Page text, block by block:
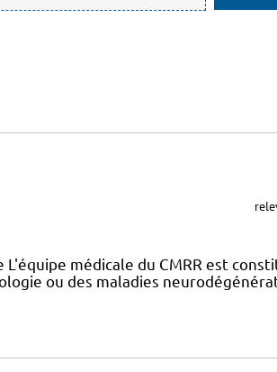
médicale du CMRR est
ou des maladies